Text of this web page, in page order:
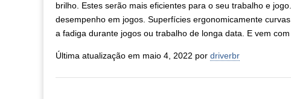
brilho. Estes serão mais eficientes para o seu trabalho e
desempenho em jogos. Superfícies ergonomicamente
a fadiga durante jogos ou trabalho de longa data. E vem
Última atualização em maio 4, 2022 por driverbr